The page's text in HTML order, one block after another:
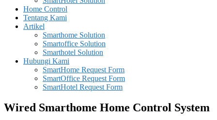
Home,
Office
Automation
Home Control
Tentang Kami
Artikel
Smarthome Solution
Smartoffice Solution
Smarthotel Solution
Hubungi Kami
SmartHome Request Form
SmartOffice Request Form
SmartHotel Request Form
Wired Smarthome Home Control System